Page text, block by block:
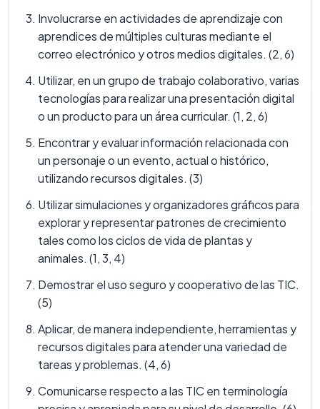
Involucrarse en actividades de aprendizaje con
aprendices de múltiples culturas mediante el
correo electrónico y otros medios digitales. (2, 6)
Utilizar, en un grupo de trabajo colaborativo, varias
tecnologías para realizar una presentación digital
o un producto para un área curricular. (1, 2, 6)
Encontrar y evaluar información relacionada con
un personaje o un evento, actual o histórico,
utilizando recursos digitales. (3)
Utilizar simulaciones y organizadores gráficos para
explorar y representar patrones de crecimiento
tales como los ciclos de vida de plantas y
animales. (1, 3, 4)
Demostrar el uso seguro y cooperativo de las TIC.
(5)
Aplicar, de manera independiente, herramientas y
recursos digitales para atender una variedad de
tareas y problemas. (4, 6)
Comunicarse respecto a las TIC en terminología